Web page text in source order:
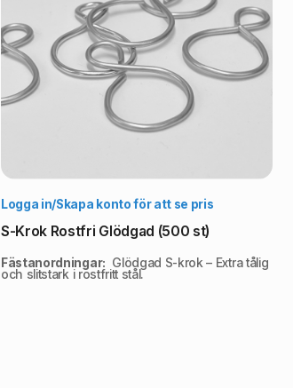
Logga in/Skapa konto för att se pris
S-Krok Rostfri Glödgad (500 st)
Fästanordningar: Glödgad S-krok – Extra tålig
och slitstark i rostfritt stål.
Välj alternativ